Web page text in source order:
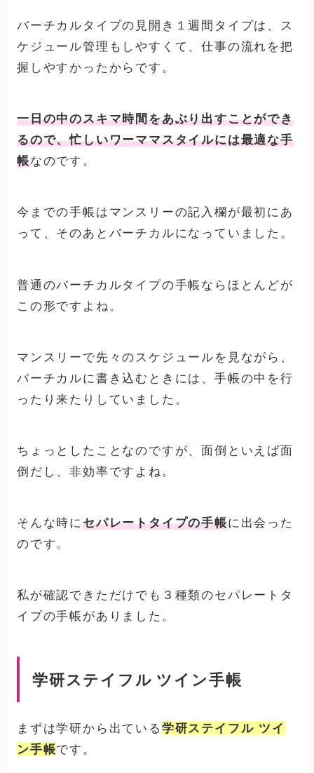
バーチカルタイプの見開き１週間タイプは、ス
ケジュール管理もしやすくて、仕事の流れを把
握しやすかったからです。
一日の中のスキマ時間をあぶり出すことができ
るので、忙しいワーママスタイルには最適な手
帳なのです。
今までの手帳はマンスリーの記入欄が最初にあ
って、そのあとバーチカルになっていました。
普通のバーチカルタイプの手帳ならほとんどが
この形ですよね。
マンスリーで先々のスケジュールを見ながら、
バーチカルに書き込むときには、手帳の中を行
ったり来たりしていました。
ちょっとしたことなのですが、面倒といえば面
倒だし、非効率ですよね。
そんな時にセパレートタイプの手帳に出会った
のです。
私が確認できただけでも３種類のセパレートタ
イプの手帳がありました。
学研ステイフル ツイン手帳
まずは学研から出ている 学研ステイフル ツイ
ン手帳です。